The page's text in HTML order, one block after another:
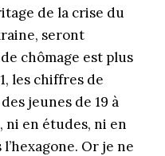
de la crise du
seront
chômage est plus
les chiffres de
jeunes de 19 à
ni en études, ni en
Or je ne